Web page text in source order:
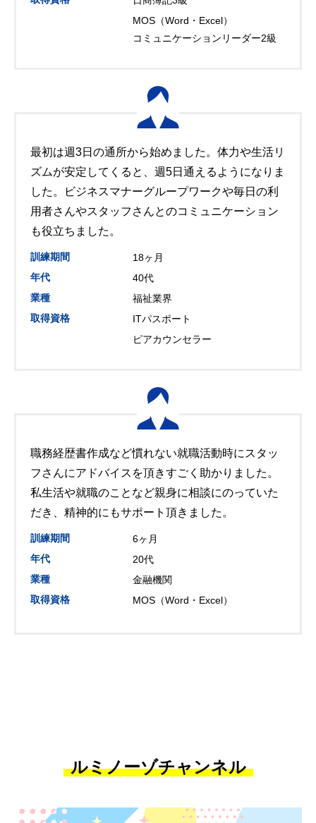
MOS（Word・Excel）
コミュニケーションリーダー2級
最初は週3日の通所から始めました。体力や生活リ
ズムが安定してくると、週5日通えるようになりま
した。ビジネスマナーグループワークや毎日の利
用者さんやスタッフさんとのコミュニケーション
も役立ちました。
訓練期間
18ヶ月
年代
40代
業種
福祉業界
取得資格
ITパスポート
ピアカウンセラー
職務経歴書作成など慣れない就職活動時にスタッ
フさんにアドバイスを頂きすごく助かりました。
私生活や就職のことなど親身に相談にのっていた
だき、精神的にもサポート頂きました。
訓練期間
6ヶ月
年代
20代
業種
金融機関
取得資格
MOS（Word・Excel）
ルミノーゾチャンネル